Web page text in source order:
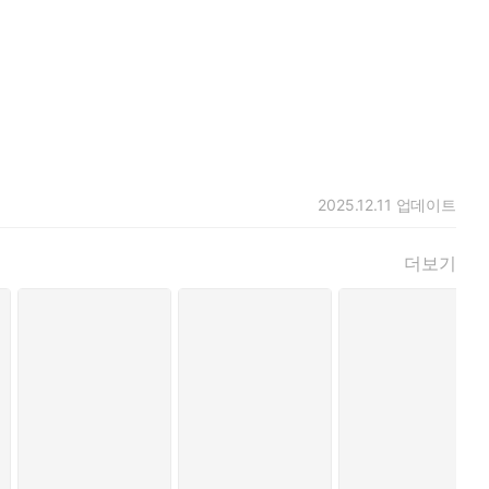
2025.12.11 업데이트
더보기